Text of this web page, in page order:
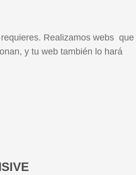
Realizamos webs que
y tu web también lo hará